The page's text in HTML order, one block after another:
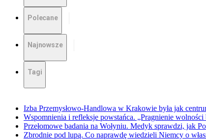
Polecane
Najnowsze
Tagi
Izba Przemysłowo-Handlowa w Krakowie była jak
Wspomnienia i refleksje powstańca. „Pragnienie wolności
Przełomowe badania na Wołyniu. Medyk sprawdzi, jak
Zbrodnie pod lupą. Co naprawdę wiedzieli Niemcy o